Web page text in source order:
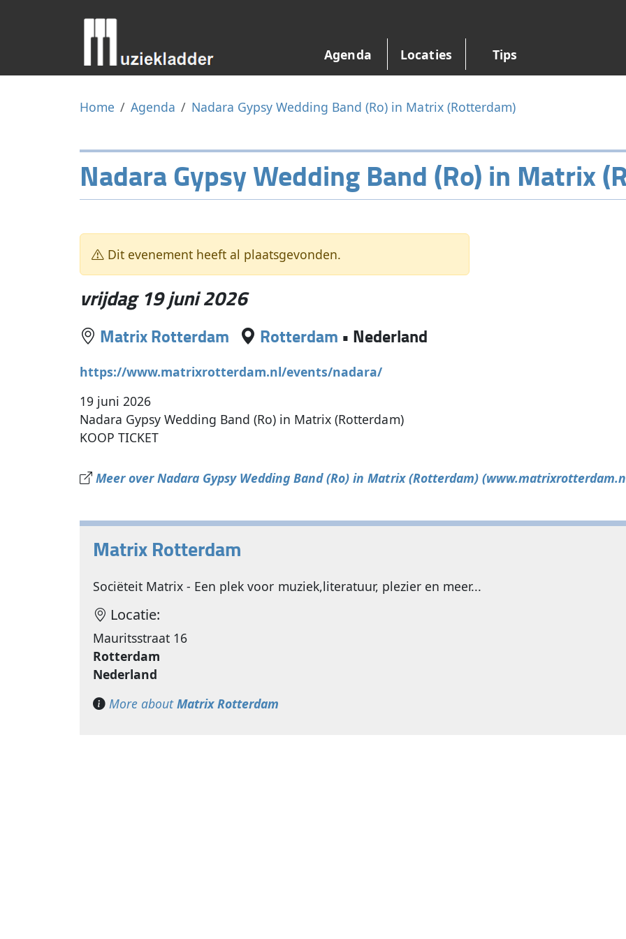
Agenda Locaties Tips
Home Agenda Nadara Gypsy Wedding Band (Ro) in Matrix (Rotterdam)
Nadara Gypsy Wedding Band (Ro) in Matrix
Dit evenement heeft al plaatsgevonden.
vrijdag 19 juni 2026
Matrix Rotterdam Rotterdam • Nederland
https://www.matrixrotterdam.nl/events/nadara/
19 juni 2026
Nadara Gypsy Wedding Band (Ro) in Matrix (Rotterdam)
KOOP TICKET
Meer over Nadara Gypsy Wedding Band (Ro) in Matrix (Rotterdam)
Matrix Rotterdam
Sociëteit Matrix - Een plek voor muziek,literatuur, plezier en meer...
Locatie:
Mauritsstraat 16
Rotterdam
Nederland
More aboutMatrix Rotterdam